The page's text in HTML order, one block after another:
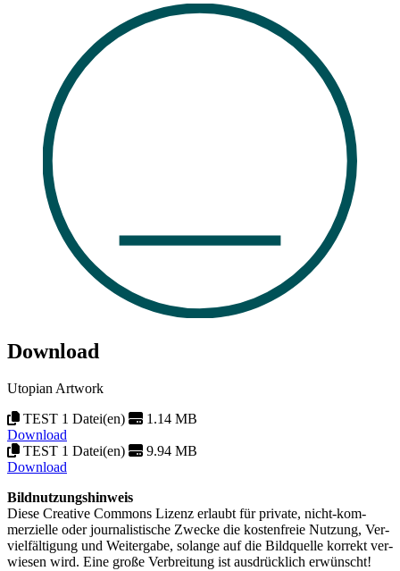
Download
Utopian Artwork
TEST 1 Datei(en)
1.14 MB
Download
TEST 1 Datei(en)
9.94 MB
Download
Bildnutzungshinweis
Diese Creative Commons Lizenz erlaubt für private, nicht-kom­
merzielle oder journa­listische Zwecke die kosten­freie Nutzung, Ver­
viel­fältigung und Weiter­gabe, solange auf die Bild­quelle korrekt ver­
wiesen wird. Eine große Ver­breitung ist aus­drücklich erwünscht!